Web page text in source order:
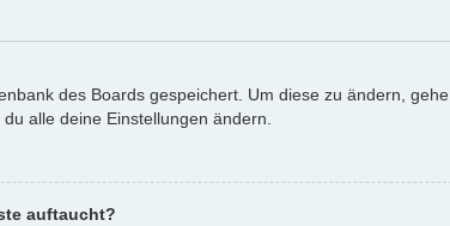
des Boards gespeichert. Um diese zu ändern,
alle deine Einstellungen ändern.
auftaucht?